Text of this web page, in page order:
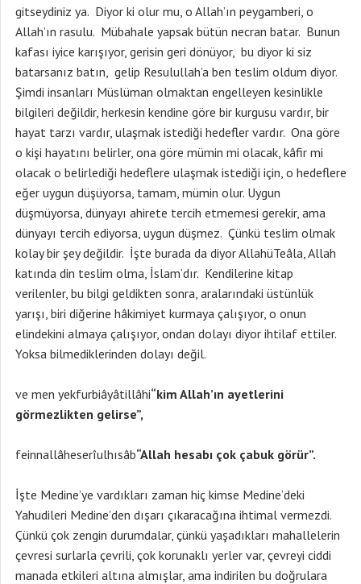
gitseydiniz ya. Diyor ki olur mu, o Allah’ın peygamberi, o
Allah’ın rasulu. Mübahale yapsak bütün necran batar. Bunun
kafası iyice karışıyor, gerisin geri dönüyor, bu diyor ki siz
batarsanız batın, gelip Resulullah’a ben teslim oldum diyor.
Şimdi insanları Müslüman olmaktan engelleyen kesinlikle
bilgileri değildir, herkesin kendine göre bir kurgusu vardır, bir
hayat tarzı vardır, ulaşmak istediği hedefler vardır. Ona göre
o kişi hayatını belirler, ona göre mümin mi olacak, kâfir mi
olacak o belirlediği hedeflere ulaşmak istediği için, o hedeflere
eğer uygun düşüyorsa, tamam, mümin olur. Uygun
düşmüyorsa, dünyayı ahirete tercih etmemesi gerekir, ama
dünyayı tercih ediyorsa, uygun düşmez. Çünkü teslim olmak
kolay bir şey değildir. İşte burada da diyor AllahüTeâla, Allah
katında din teslim olma, İslam’dır. Kendilerine kitap
verilenler, bu bilgi geldikten sonra, aralarındaki üstünlük
yarışı, biri diğerine hâkimiyet kurmaya çalışıyor, o onun
elindekini almaya çalışıyor, ondan dolayı diyor ihtilaf ettiler.
Yoksa bilmediklerinden dolayı değil.
ve men yekfurbiâyâtillâhi“kim Allah’ın ayetlerini
görmezlikten gelirse”,
feinnallâheserîulhısâb“Allah hesabı çok çabuk görür”.
İşte Medine’ye vardıkları zaman hiç kimse Medine’deki
Yahudileri Medine’den dışarı çıkaracağına ihtimal vermezdi.
Çünkü çok zengin durumdalar, çünkü yaşadıkları mahallelerin
çevresi surlarla çevrili, çok korunaklı yerler var, çevreyi ciddi
manada etkileri altına almışlar, ama indirilen bu doğrulara